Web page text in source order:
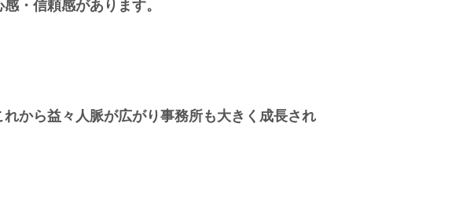
・信頼感があります。
から益々人脈が広がり事務所も大きく成長され